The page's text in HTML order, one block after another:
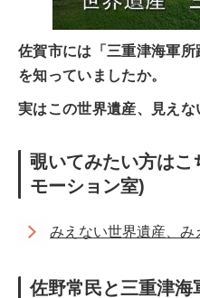
佐賀市には「三重津海軍
を知っていましたか。
実はこの世界遺産、見えな
覗いてみたい方はこ
モーション室)
みえない世界遺産、み
佐野常民と三重津